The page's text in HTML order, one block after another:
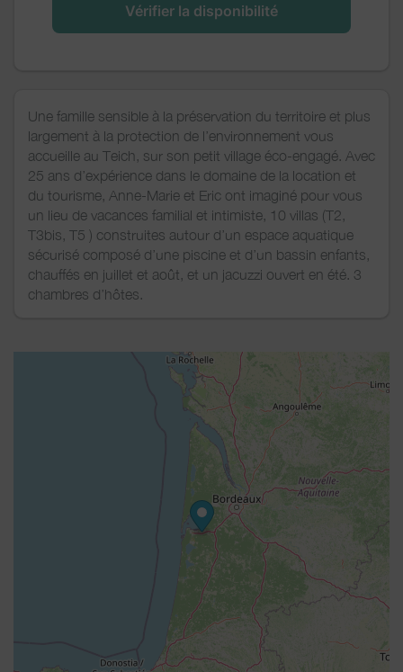
Vérifier la disponibilité
Une famille sensible à la préservation du territoire et plus
largement à la protection de l’environnement vous
accueille au Teich, sur son petit village éco-engagé. Avec
25 ans d’expérience dans le domaine de la location et
du tourisme, Anne-Marie et Eric ont imaginé pour vous
un lieu de vacances familial et intimiste, 10 villas (T2,
T3bis, T5 ) construites autour d’un espace aquatique
sécurisé composé d’une piscine et d’un bassin enfants,
chauffés en juillet et août, et un jacuzzi ouvert en été. 3
chambres d’hôtes.